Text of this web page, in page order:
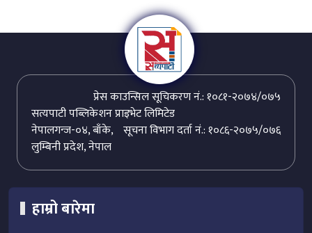
प्रेस काउन्सिल सूचिकरण नं.: १०८१-२०७४/०७५
सत्यपाटी पब्लिकेशन प्राइभेट लिमिटेड
सूचना विभाग दर्ता नं.: १०८६-२०७५/०७६
नेपालगन्ज-०४, बाँके,
लुम्बिनी प्रदेश, नेपाल
हाम्रो बारेमा